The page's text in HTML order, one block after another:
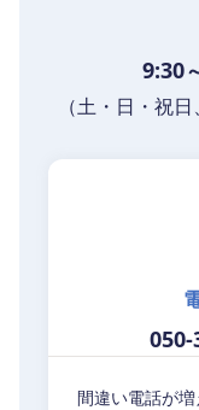
9:30
（土・日・祝
050-
間違い電話が